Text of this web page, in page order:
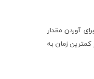
آوردن مقدار
زمان به